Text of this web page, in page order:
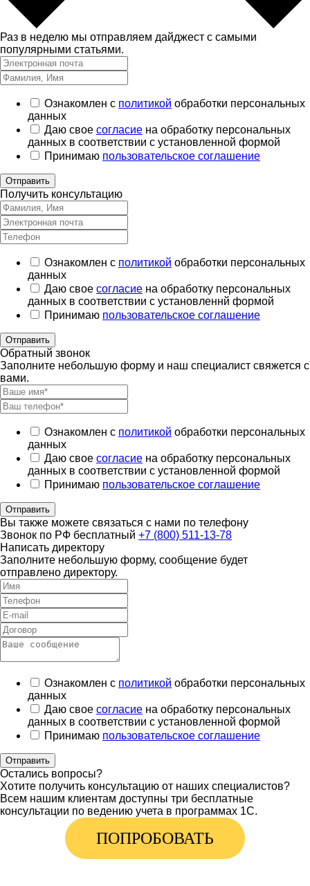
Раз в неделю мы отправляем дайджест с самыми
популярными статьями.
Ознакомлен с политикой обработки персональных
данных
Даю свое согласие на обработку персональных
данных в соответствии с установленной формой
Принимаю пользовательское соглашение
Отправить
Получить консультацию
Ознакомлен с политикой обработки персональных
данных
Даю свое согласие на обработку персональных
данных в соответствии с установленнй формой
Принимаю пользовательское соглашение
Отправить
Обратный звонок
Заполните небольшую форму и наш специалист свяжется с
вами.
Ознакомлен с политикой обработки персональных
данных
Даю свое согласие на обработку персональных
данных в соответствии с установленной формой
Принимаю пользовательское соглашение
Отправить
Вы также можете связаться с нами по телефону
Звонок по РФ бесплатный +7 (800) 511-13-78
Написать директору
Заполните небольшую форму, сообщение будет
отправлено директору.
Ознакомлен с политикой обработки персональных
данных
Даю свое согласие на обработку персональных
данных в соответствии с установленной формой
Принимаю пользовательское соглашение
Отправить
Остались вопросы?
Хотите получить консультацию от наших специалистов?
Всем нашим клиентам доступны три бесплатные
консультации по ведению учета в программах 1С.
ПОПРОБОВАТЬ